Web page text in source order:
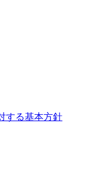
する基本方針